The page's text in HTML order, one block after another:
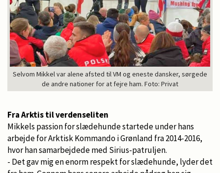
Selvom Mikkel var alene afsted til VM og eneste dansker, sørgede
de andre nationer for at fejre ham. Foto: Privat
Fra Arktis til verdenseliten
Mikkels passion for slædehunde startede under hans
arbejde for Arktisk Kommando i Grønland fra 2014-2016,
hvor han samarbejdede med Sirius-patruljen.
- Det gav mig en enorm respekt for slædehunde, lyder det